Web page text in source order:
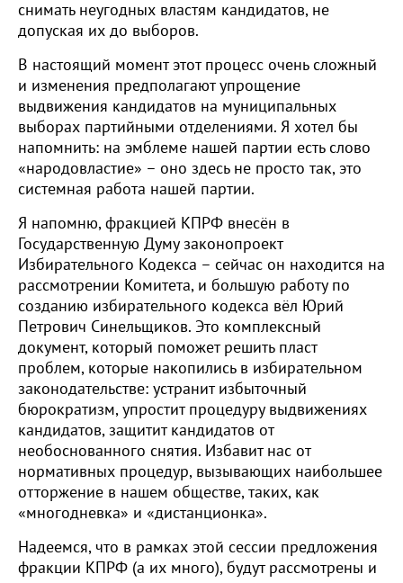
снимать неугодных властям кандидатов, не
допуская их до выборов.
В настоящий момент этот процесс очень сложный
и изменения предполагают упрощение
выдвижения кандидатов на муниципальных
выборах партийными отделениями. Я хотел бы
напомнить: на эмблеме нашей партии есть слово
«народовластие» – оно здесь не просто так, это
системная работа нашей партии.
Я напомню, фракцией КПРФ внесён в
Государственную Думу законопроект
Избирательного Кодекса – сейчас он находится на
рассмотрении Комитета, и большую работу по
созданию избирательного кодекса вёл Юрий
Петрович Синельщиков. Это комплексный
документ, который поможет решить пласт
проблем, которые накопились в избирательном
законодательстве: устранит избыточный
бюрократизм, упростит процедуру выдвижениях
кандидатов, защитит кандидатов от
необоснованного снятия. Избавит нас от
нормативных процедур, вызывающих наибольшее
отторжение в нашем обществе, таких, как
«многодневка» и «дистанционка».
Надеемся, что в рамках этой сессии предложения
фракции КПРФ (а их много), будут рассмотрены и